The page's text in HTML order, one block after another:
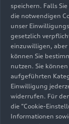
speichern. Falls
die notwendigen
unser
gesetzlich
einzuwilligen,
können Sie
nutzen. Sie
aufgeführten
Einwilligung
widerrufen. Für
die "Cookie-
Informationen